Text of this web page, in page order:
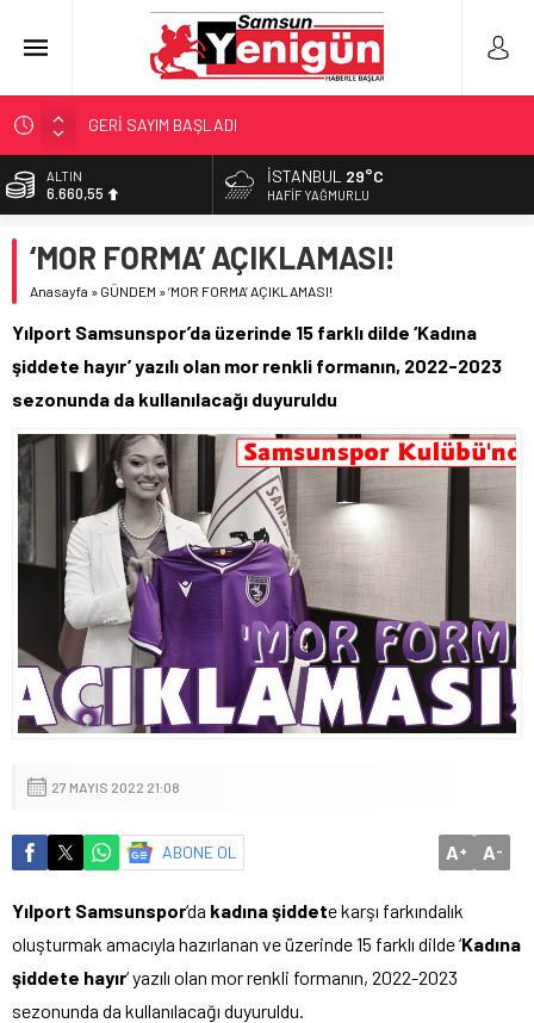
GERİ SAYIM BAŞLADI
SAMSUNSPOR’DA HEDEF 5’İNCİLİK!
‘BAFRA’YA YATIRIM YAPIN!’
YÖNETİCİ SEÇERKEN YAPILAN EN BÜYÜK HATALAR
ALTIN
6.660,55
13.779,39
DOLAR
55,1881
İSTANBUL 29°C
HAFIF YAĞMURLU
‘MOR FORMA’ AÇIKLAMASI!
Anasayfa » GÜNDEM »‘MOR FORMA’ AÇIKLAMASI!
Yılport Samsunspor’da üzerinde 15 farklı dilde ‘Kadına
şiddete hayır’ yazılı olan mor renkli formanın, 2022-2023
sezonunda da kullanılacağı duyuruldu
27 MAYIS 2022 21:08
ABONE OL A+ A-
Yılport Samsunspor‘da kadına şiddete karşı farkındalık
oluşturmak amacıyla hazırlanan ve üzerinde 15 farklı dilde ‘Kadına
şiddete hayır‘ yazılı olan mor renkli formanın, 2022-2023
sezonunda da kullanılacağı duyuruldu.